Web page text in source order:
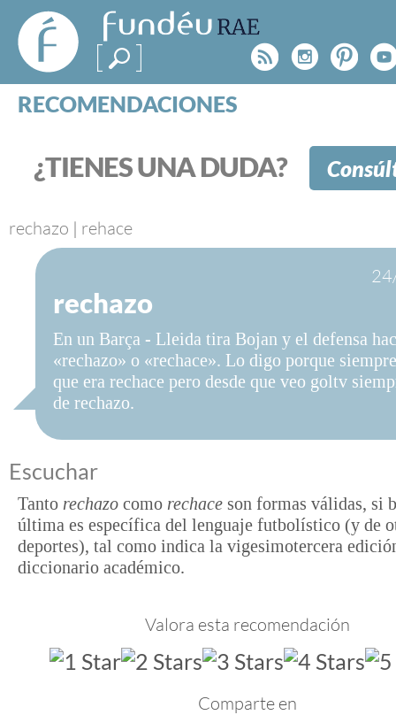
FundéuRAE
- Fundación
del Español
Urgente
Rss
RECOMENDACIONES
CATEGORÍAS
ESPECIALES
BLOG
NOTICIAS
SOBRE LA FUNDÉURAE
FundéuRAE es una fundación patrocinada por la
el buen uso del español en los medios de
Internet.
¿TIENES UNA DUDA?
rechazo | rehace
rechazo
En un Barça - Lleida tira Bojan y el defensa
«rechazo» o «rechace». Lo digo porque
que era rechace pero desde que veo goltv
de rechazo.
Escuchar
Tanto rechazo como rechace son formas válidas, si
última es específica del lenguaje futbolístico (y de
deportes), tal como indica la vigesimotercera
diccionario académico.
Valora esta recomendación
Comparte en